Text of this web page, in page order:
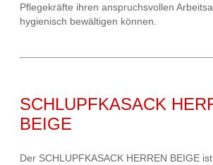
Pflegekräfte ihren anspruchsvollen
hygienisch bewältigen können.
SCHLUPFKASACK
BEIGE
Der SCHLUPFKASACK HERREN BEIGE